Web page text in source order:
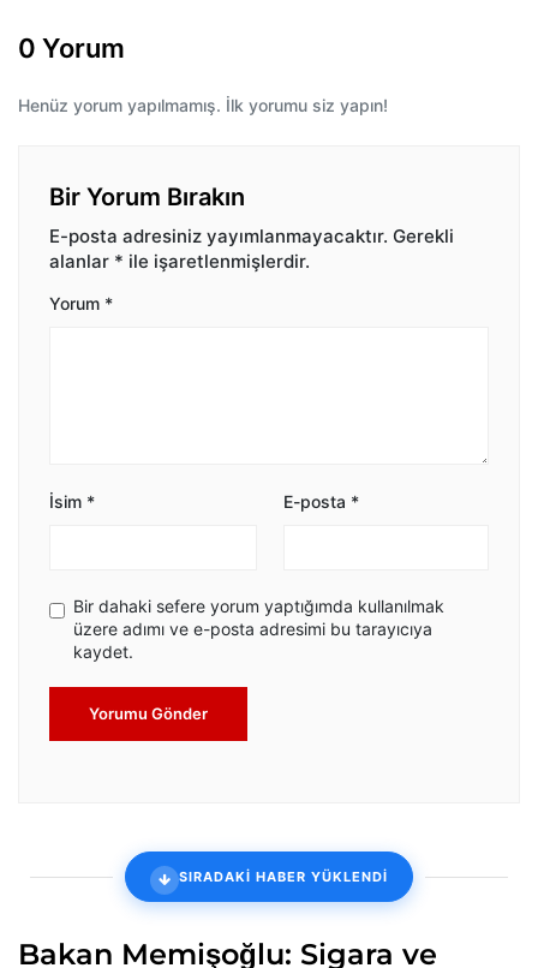
0 Yorum
Henüz yorum yapılmamış. İlk yorumu siz yapın!
Bir Yorum Bırakın
E-posta adresiniz yayımlanmayacaktır. Gerekli
alanlar * ile işaretlenmişlerdir.
Yorum *
İsim * E-posta *
Bir dahaki sefere yorum yaptığımda kullanılmak
üzere adımı ve e-posta adresimi bu tarayıcıya
kaydet.
Yorumu Gönder
SIRADAKİ HABER YÜKLENDİ
Bakan Memişoğlu: Sigara ve